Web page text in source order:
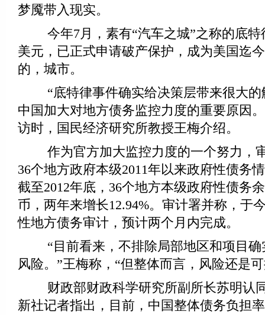
梦魇带入现实。
今年7月，素有“汽车之城”之称的底特
美元，已正式申请破产保护，成为美国迄
的，城市。
“底特律事件确实给决策层带来很大的
中国加大对地方债务监控力度的重要原因
访时，国民经济研究所教授王梅介绍。
作为官方加大监控力度的一个努力，
36个地方政府本级2011年以来政府性债
截至2012年底，36个地方本级政府性债务
币，两年来增长12.94%。审计署并称，于
性地方债务审计，预计两个月内完成。
“目前看来，不排除局部地区和项目确
风险。”王梅称，“但整体而言，风险还是
财政部财政科学研究所副所长苏明认
新社记者指出，目前，中国整体债务负担